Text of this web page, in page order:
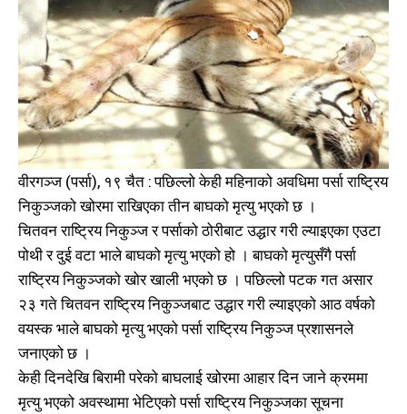
वीरगञ्ज (पर्सा), १९ चैत : पछिल्लो केही महिनाको अवधिमा पर्सा राष्ट्रिय
निकुञ्जको खोरमा राखिएका तीन बाघको मृत्यु भएको छ ।
चितवन राष्ट्रिय निकुञ्ज र पर्साको ठोरीबाट उद्धार गरी ल्याइएका एउटा
पोथी र दुई वटा भाले बाघको मृत्यु भएको हो । बाघको मृत्युसँगै पर्सा
राष्ट्रिय निकुञ्जको खोर खाली भएको छ । पछिल्लो पटक गत असार
२३ गते चितवन राष्ट्रिय निकुञ्जबाट उद्धार गरी ल्याइएको आठ वर्षको
वयस्क भाले बाघको मृत्यु भएको पर्सा राष्ट्रिय निकुञ्ज प्रशासनले
जनाएको छ ।
केही दिनदेखि बिरामी परेको बाघलाई खोरमा आहार दिन जाने क्रममा
मृत्यु भएको अवस्थामा भेटिएको पर्सा राष्ट्रिय निकुञ्जका सूचना